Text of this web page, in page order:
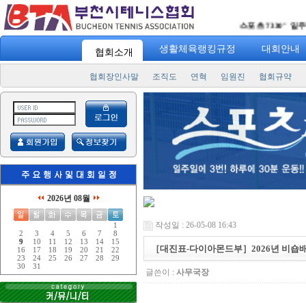
스포츠 7330" 일주일에 3
협회소개 생활체육랭킹규정 대회안내
협회장인사말 조직도 연혁 임원진 협회규약
2026년 08월
1
2
3 4 5 6 7
8
9
10 11 12 13 14
15
16
17 18 19 20 21
22
23
24 25 26 27 28
29
30
31
작성일 : 26-05-08 16:43
［대진표-다이아몬드부］2026년 비숍
글쓴이 : 사무국장